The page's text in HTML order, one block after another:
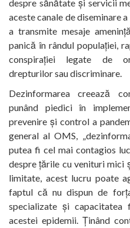
despre sănătate și servicii
aceste canale de diseminare
a transmite mesaje
panică în rândul populației,
conspirației legate de
drepturilor sau discriminare.
Dezinformarea creează
punând piedici în
prevenire și control a
general al OMS,
putea fi cel mai contagios
despre țările cu venituri mici
limitate, acest lucru poate
faptul că nu dispun de
specializate și
acestei epidemii. Ținând